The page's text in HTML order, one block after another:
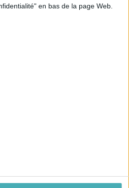
en bas de la page Web.